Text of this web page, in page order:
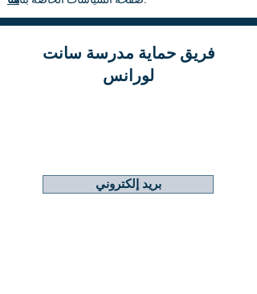
فريق حماية مدرسة سانت
لورانس
بريد إلكتروني